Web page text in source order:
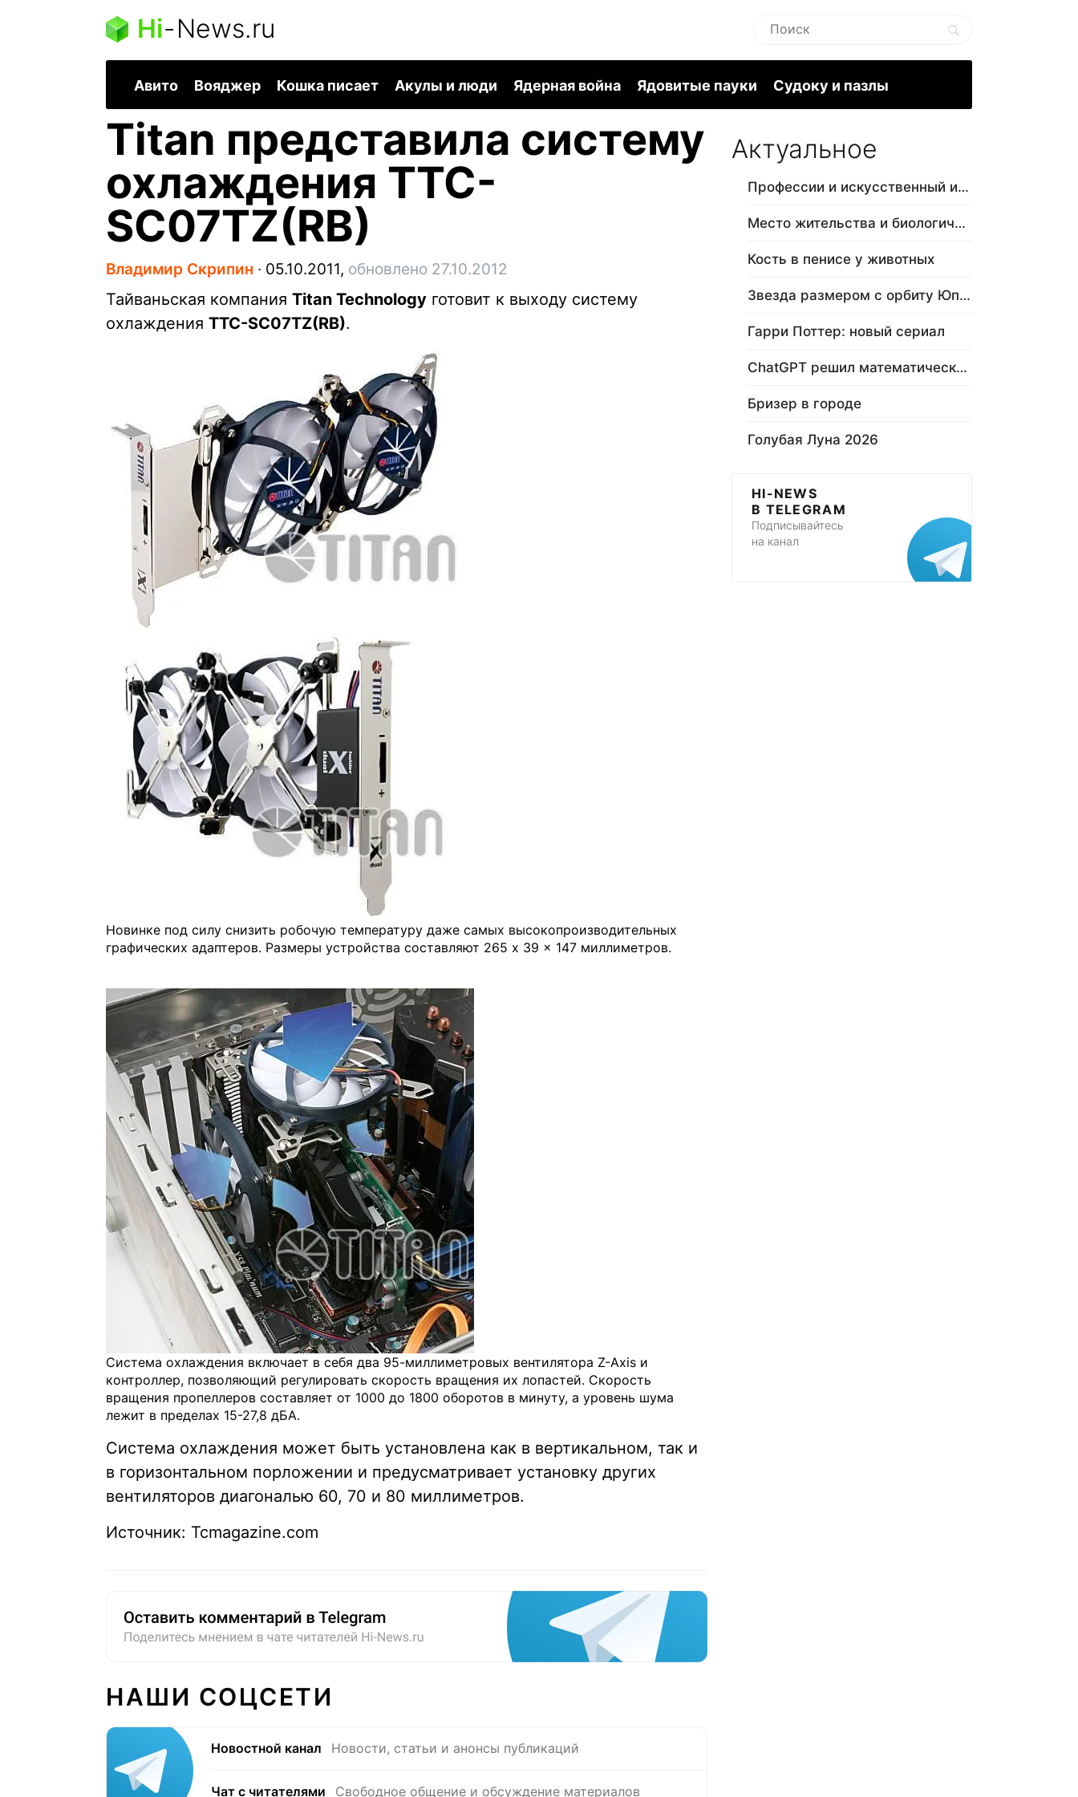
Hi-News.ru
Авито Вояджер Кошка писает Акулы и люди Ядерная война Ядовитые пауки Судоку и пазлы
Titan представила систему
охлаждения TTC-
SC07TZ(RB)
Владимир Скрипин ∙ 05.10.2011, обновлено 27.10.2012
Тайваньская компания Titan Technology готовит к выходу систему
охлаждения TTC-SC07TZ(RB).
Новинке под силу снизить робочую температуру даже самых высокопроизводительных
графических адаптеров. Размеры устройства составляют 265 x 39 x 147 миллиметров.
Система охлаждения включает в себя два 95-миллиметровых вентилятора Z-Axis и
контроллер, позволяющий регулировать скорость вращения их лопастей. Скорость
вращения пропеллеров составляет от 1000 до 1800 оборотов в минуту, а уровень шума
лежит в пределах 15-27,8 дБА.
Система охлаждения может быть установлена как в вертикальном, так и
в горизонтальном порложении и предусматривает установку других
вентиляторов диагональю 60, 70 и 80 миллиметров.
Источник: Tcmagazine.com
НАШИ СОЦСЕТИ
Новостной канал Новости, статьи и анонсы публикаций
Чат с читателями Свободное общение и обсуждение материалов
Актуальное
Профессии и искусственный интеллект
Место жительства и биологический в…
Кость в пенисе у животных
Звезда размером с орбиту Юпитера
Гарри Поттер: новый сериал
ChatGPT решил математическую задачу
Бризер в городе
Голубая Луна 2026
HI-NEWS
В TELEGRAM
Подписывайтесь
на канал